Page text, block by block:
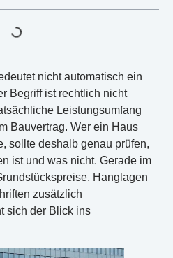
nicht automatisch ein
Begriff ist rechtlich nicht
Leistungsumfang
Bauvertrag. Wer ein Haus
sollte deshalb genau prüfen,
ist und was nicht. Gerade im
Hanglagen
zusätzlich
sich der Blick ins